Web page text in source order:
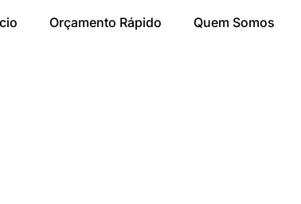
Orçamento Rápido Quem Somos